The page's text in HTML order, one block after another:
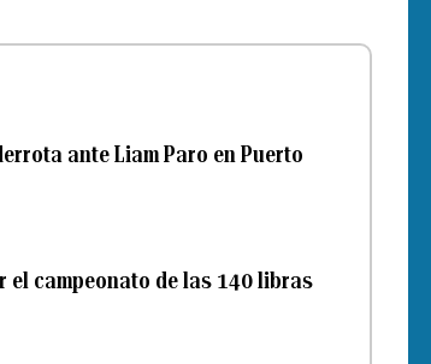
ante Liam Paro en Puerto
el campeonato de las 140 libras